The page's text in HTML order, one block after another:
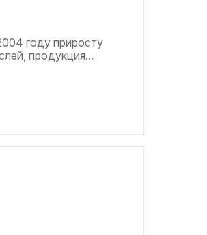
году приросту
продукция...